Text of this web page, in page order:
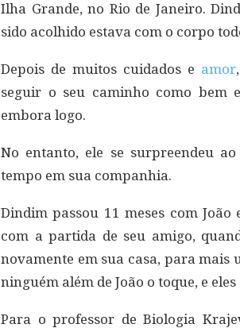
Ilha Grande, no Rio de Janeiro.
sido acolhido estava com o corpo
Depois de muitos cuidados e amor
seguir o seu caminho como bem
embora logo.
No entanto, ele se surpreendeu
tempo em sua companhia.
Dindim passou 11 meses com
com a partida de seu amigo,
novamente em sua casa, para mais
ninguém além de João o toque, e
Para o professor de Biologia